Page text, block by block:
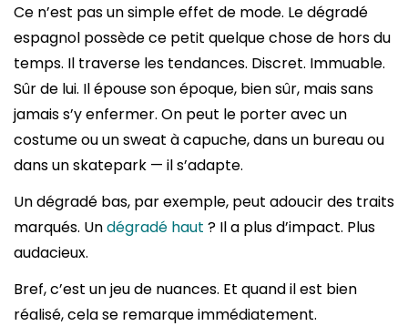
Ce n’est pas un simple effet de mode. Le dégradé
espagnol possède ce petit quelque chose de hors du
temps. Il traverse les tendances. Discret. Immuable.
Sûr de lui. Il épouse son époque, bien sûr, mais sans
jamais s’y enfermer. On peut le porter avec un
costume ou un sweat à capuche, dans un bureau ou
dans un skatepark — il s’adapte.
Un dégradé bas, par exemple, peut adoucir des traits
marqués. Undégradé haut ? Il a plus d’impact. Plus
audacieux.
Bref, c’est un jeu de nuances. Et quand il est bien
réalisé, cela se remarque immédiatement.